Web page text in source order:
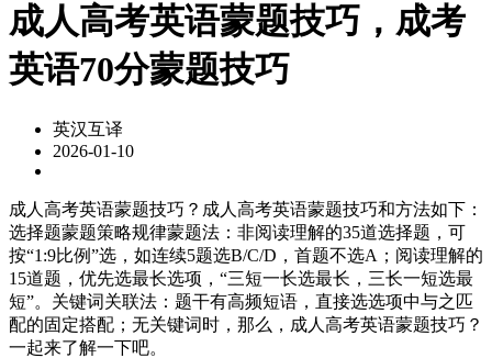
成人高考英语蒙题技巧，成考
英语70分蒙题技巧
英汉互译
2026-01-10
成人高考英语蒙题技巧？成人高考英语蒙题技巧和方法如下：
选择题蒙题策略规律蒙题法：非阅读理解的35道选择题，可
按“1:9比例”选，如连续5题选B/C/D，首题不选A；阅读理解的
15道题，优先选最长选项，“三短一长选最长，三长一短选最
短”。关键词关联法：题干有高频短语，直接选选项中与之匹
配的固定搭配；无关键词时，那么，成人高考英语蒙题技巧？
一起来了解一下吧。